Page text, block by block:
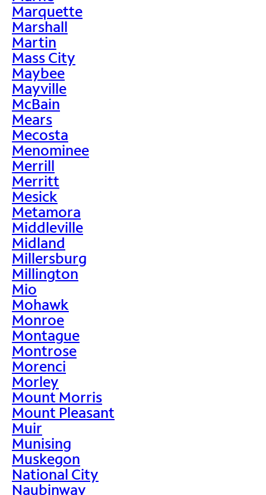
Marquette
Marshall
Martin
Mass City
Maybee
Mayville
McBain
Mears
Mecosta
Menominee
Merrill
Merritt
Mesick
Metamora
Middleville
Midland
Millersburg
Millington
Mio
Mohawk
Monroe
Montague
Montrose
Morenci
Morley
Mount Morris
Mount Pleasant
Muir
Munising
Muskegon
National City
Naubinway